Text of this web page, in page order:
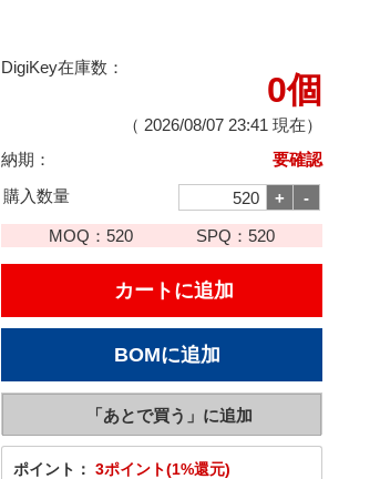
DigiKey在庫数：
0個
（ 2026/08/07 23:41 現在）
納期：
要確認
購入数量
MOQ：520 SPQ： 520
ポイント： 3ポイント(1%還元)